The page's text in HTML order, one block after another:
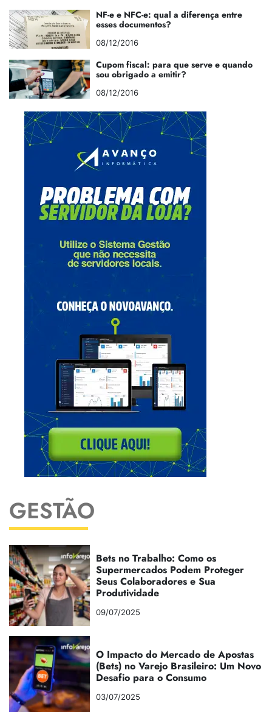
NF-e e NFC-e: qual a diferença entre
esses documentos?
08/12/2016
Cupom fiscal: para que serve e quando
sou obrigado a emitir?
08/12/2016
GESTÃO
Bets no Trabalho: Como os
Supermercados Podem Proteger
Seus Colaboradores e Sua
Produtividade
09/07/2025
O Impacto do Mercado de Apostas
(Bets) no Varejo Brasileiro: Um Novo
Desafio para o Consumo
03/07/2025